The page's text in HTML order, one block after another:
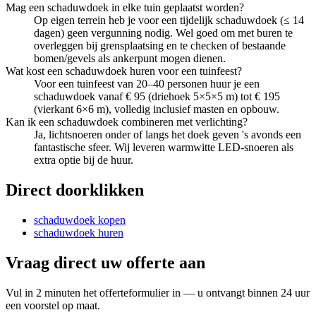
Mag een schaduwdoek in elke tuin geplaatst worden?
Op eigen terrein heb je voor een tijdelijk schaduwdoek (≤ 14
dagen) geen vergunning nodig. Wel goed om met buren te
overleggen bij grensplaatsing en te checken of bestaande
bomen/gevels als ankerpunt mogen dienen.
Wat kost een schaduwdoek huren voor een tuinfeest?
Voor een tuinfeest van 20–40 personen huur je een
schaduwdoek vanaf € 95 (driehoek 5×5×5 m) tot € 195
(vierkant 6×6 m), volledig inclusief masten en opbouw.
Kan ik een schaduwdoek combineren met verlichting?
Ja, lichtsnoeren onder of langs het doek geven 's avonds een
fantastische sfeer. Wij leveren warmwitte LED-snoeren als
extra optie bij de huur.
Direct doorklikken
schaduwdoek kopen
schaduwdoek huren
Vraag direct uw offerte aan
Vul in 2 minuten het offerteformulier in — u ontvangt binnen 24 uur
een voorstel op maat.